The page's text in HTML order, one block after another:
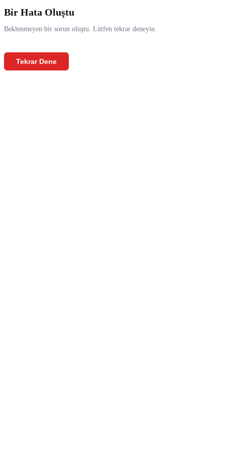
Bir Hata Oluştu
Beklenmeyen bir sorun oluştu. Lütfen tekrar deneyin.
Tekrar Dene